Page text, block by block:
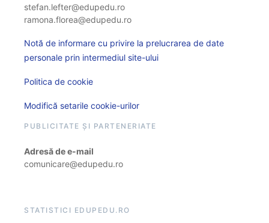
stefan.lefter@edupedu.ro
ramona.florea@edupedu.ro
Notă de informare cu privire la prelucrarea de date
personale prin intermediul site-ului
Politica de cookie
Modifică setarile cookie-urilor
PUBLICITATE ȘI PARTENERIATE
Adresă de e-mail
comunicare@edupedu.ro
STATISTICI EDUPEDU.RO